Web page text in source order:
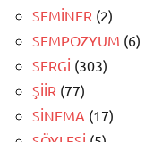
SEMİNER (2)
SEMPOZYUM (6)
SERGİ (303)
ŞİİR (77)
SİNEMA (17)